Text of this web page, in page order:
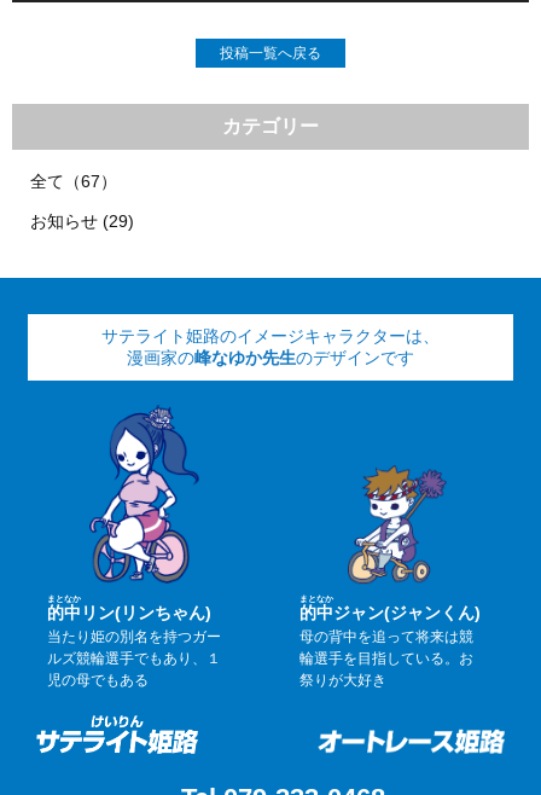
投稿一覧へ戻る
カテゴリー
全て（67）
お知らせ (29)
サテライト姫路のイメージキャラクターは、
漫画家の峰なゆか先生のデザインです
的
まと
中
なか
リン(リンちゃん)
当たり姫の別名を持つガー
ルズ競輪選手でもあり、１
児の母でもある
的
まと
中
なか
ジャン(ジャンくん)
母の背中を追って将来は競
輪選手を目指している。お
祭りが大好き